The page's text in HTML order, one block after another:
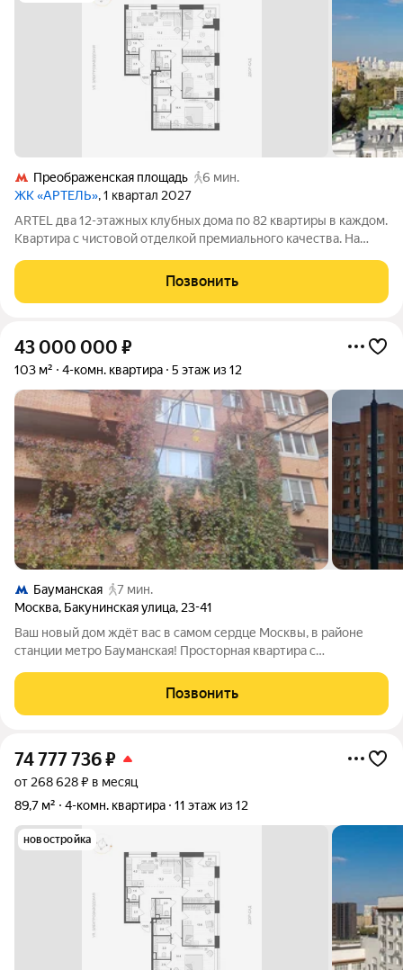
Преображенская площадь
6 мин.
ЖК «АРТЕЛЬ», 1 квартал 2027
ARTEL два 12-этажных клубных дома по 82 квартиры в каждом.
Квартира с чистовой отделкой премиального качества. На
Особенности: Консьерж-сервис премиального уровня: ваших
гостей встретят и
Позвонить
43 000 000 ₽
103 м² 4-комн. квартира 5 этаж из 12
Бауманская
7 мин.
Москва, Бакунинская улица, 23-41
Ваш новый дом ждёт вас в самом сердце Москвы, в районе
станции метро Бауманская! Просторная квартира с
место для вашей семьи. Здесь вы найдёте просторную
гостиную, столовую, три уютные спальни,
Позвонить
74 777 736₽
от 268 628 ₽ в месяц
89,7 м²
4-комн. квартира 11 этаж из 12
новостройка